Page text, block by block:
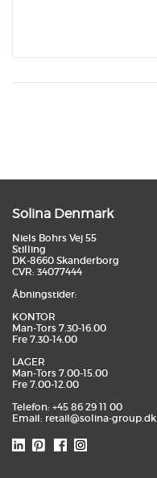
Solina Denmark
Niels Bohrs Vej 55
Stilling
DK-8660 Skanderborg
CVR: 34077444
Åbningstider:
KONTOR
Man-Tors 7.30-16.00
Fre 7.30-14.00
LAGER
Man-Tors 7.00-15.00
Fre 7.00-12.00
Telefon: +45 86 29 11 00
Email: retail@solina-group.dk